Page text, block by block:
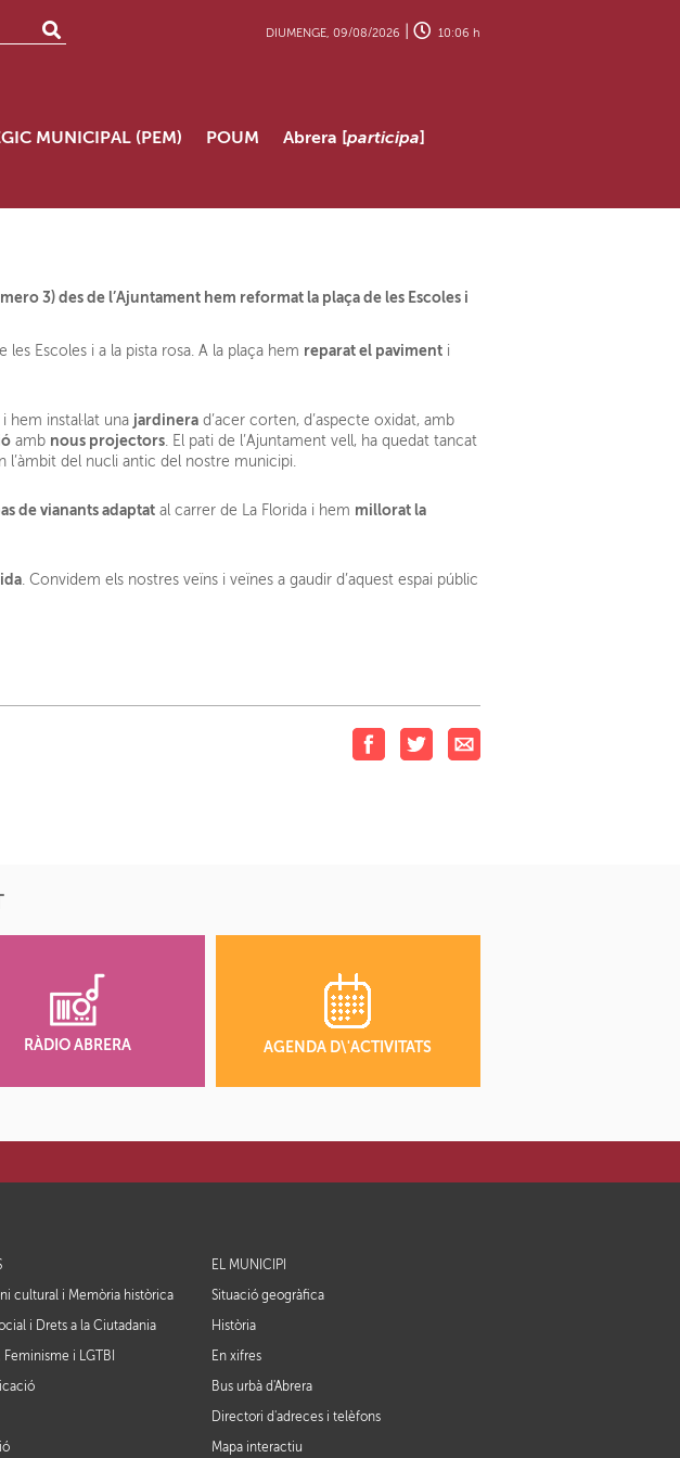
DIUMENGE, 09/08/2026 | 10:06 h
MUNICIPAL (PEM) POUM Abrera [participa]
3) des de l’Ajuntament hem reformat la plaça de les Escoles i
Escoles i a la pista rosa. A la plaça hem reparat el pavimenti
hem instal·lat una jardinerad’acer corten, d’aspecte oxidat, amb
amb nous projectors. El pati de l’Ajuntament vell, ha quedat tancat
l’àmbit del nucli antic del nostre municipi.
de vianants adaptatal carrer de La Florida i hem millorat la
. Convidem els nostres veïns i veïnes a gaudir d’aquest espai públic
RÀDIO ABRERA AGENDA D\'ACTIVITATS
cultural i Memòria històrica
i Drets a la Ciutadania
Feminisme i LGTBI
EL MUNICIPI
Situació geogràfica
Història
En xifres
Bus urbà d'Abrera
Directori d'adreces i telèfons
Mapa interactiu